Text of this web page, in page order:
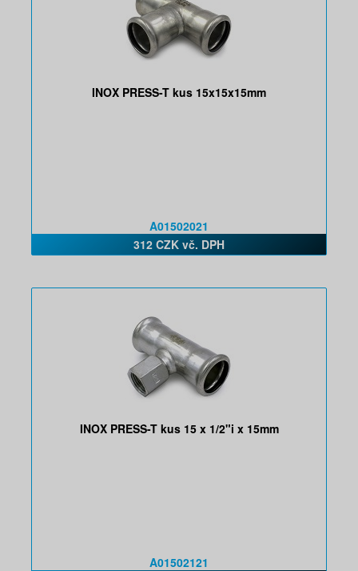
INOX PRESS-T kus 15x15x15mm
A01502021
312 CZK vč. DPH
INOX PRESS-T kus 15 x 1/2"i x 15mm
A01502121